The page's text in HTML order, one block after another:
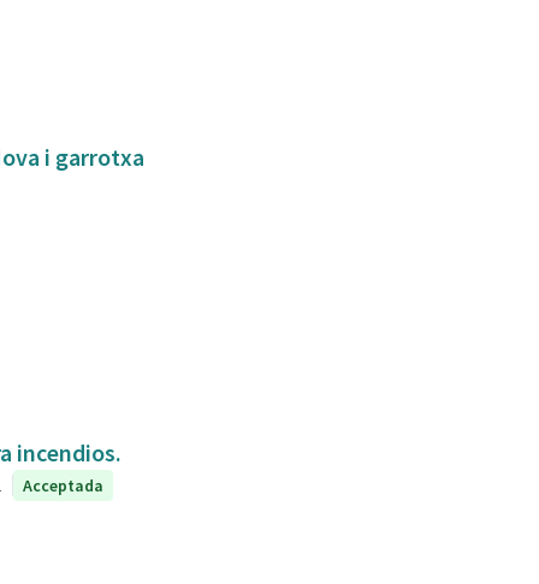
i garrotxa
incendios.
Acceptada